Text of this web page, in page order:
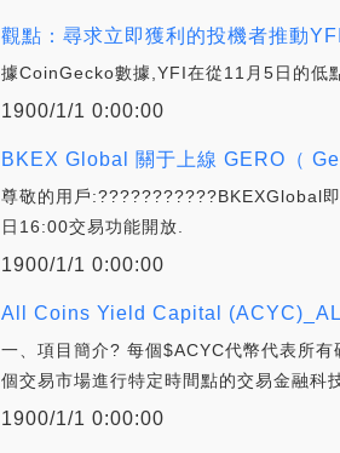
觀點：尋求立即獲利的投機者推動
據CoinGecko數據,YFI在從11月5日的低
1900/1/1 0:00:00
BKEX Global 關于上線 GERO（
尊敬的用戶:???????????BKEXGlobal
日16:00交易功能開放.
1900/1/1 0:00:00
All Coins Yield Capital
一、項目簡介? 每個$ACYC代幣代表所
個交易市場進行特定時間點的交易金融科
1900/1/1 0:00:00